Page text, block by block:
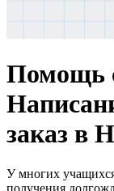
Помощь
заказ в
У многих
получения